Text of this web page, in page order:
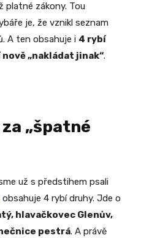
platné zákony. Tou
je, že vznikl seznam
A ten obsahuje i 4 rybí
„nakládat jinak“.
„špatné
už s předstihem psali
obsahuje 4 rybí druhy. Jde o
hlavačkovec Glenův,
pestrá. A právě